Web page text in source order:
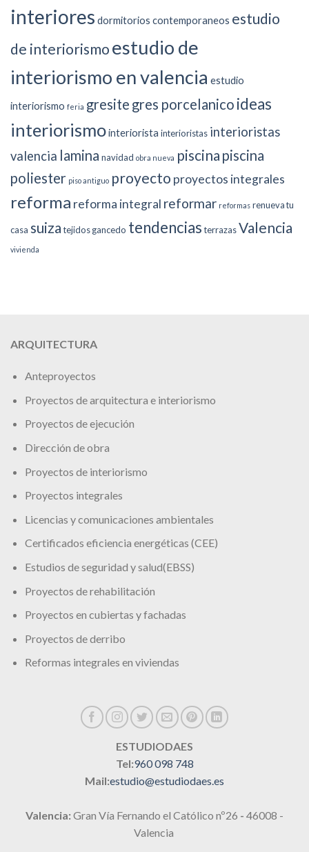
interiores dormitorios contemporaneos estudio
de interiorismo estudio de
interiorismo en valencia estudio
interiorismo feria gresite gres porcelanico ideas
interiorismointeriorista interioristas interioristas
valencia lamina navidad obra nueva piscina piscina
poliester piso antiguo proyecto proyectos integrales
reforma reforma integral reformar reformas renueva tu
casa suiza tejidos gancedo tendencias terrazasValencia
vivienda
ARQUITECTURA
Anteproyectos
Proyectos de arquitectura e interiorismo
Proyectos de ejecución
Dirección de obra
Proyectos de interiorismo
Proyectos integrales
Licencias y comunicaciones ambientales
Certificados eficiencia energéticas (CEE)
Estudios de seguridad y salud(EBSS)
Proyectos de rehabilitación
Proyectos en cubiertas y fachadas
Proyectos de derribo
Reformas integrales en viviendas
ESTUDIODAES
Tel:960 098 748
Mail:estudio@estudiodaes.es
Valencia: Gran Vía Fernando el Católico nº26 - 46008 -
Valencia